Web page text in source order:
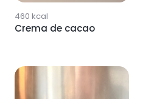
460 kcal
Crema de cacao